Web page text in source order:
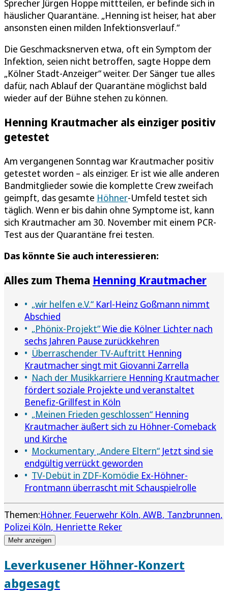
Sprecher Jürgen Hoppe mittteilen, er befinde sich in
häuslicher Quarantäne. „Henning ist heiser, hat aber
ansonsten einen milden Infektionsverlauf.“
Die Geschmacksnerven etwa, oft ein Symptom der
Infektion, seien nicht betroffen, sagte Hoppe dem
„Kölner Stadt-Anzeiger“ weiter. Der Sänger tue alles
dafür, nach Ablauf der Quarantäne möglichst bald
wieder auf der Bühne stehen zu können.
Henning Krautmacher als einziger positiv
getestet
Am vergangenen Sonntag war Krautmacher positiv
getestet worden – als einziger. Er ist wie alle anderen
Bandmitglieder sowie die komplette Crew zweifach
geimpft, das gesamte Höhner-Umfeld testet sich
täglich. Wenn er bis dahin ohne Symptome ist, kann
sich Krautmacher am 30. November mit einem PCR-
Test aus der Quarantäne frei testen.
Das könnte Sie auch interessieren:
Alles zum Thema Henning Krautmacher
„wir helfen e.V.“ Karl-Heinz Goßmann nimmt
Abschied
„Phönix-Projekt“Wie die Kölner Lichter nach
sechs Jahren Pause zurückkehren
Überraschender TV-Auftritt Henning
Krautmacher singt mit Giovanni Zarrella
Nach der Musikkarriere Henning Krautmacher
fördert soziale Projekte und veranstaltet
Benefiz-Grillfest in Köln
„Meinen Frieden geschlossen“ Henning
Krautmacher äußert sich zu Höhner-Comeback
und Kirche
Mockumentary „Andere Eltern“ Jetzt sind sie
endgültig verrückt geworden
TV-Debüt in ZDF-Komödie Ex-Höhner-
Frontmann überrascht mit Schauspielrolle
Themen:Höhner Feuerwehr Köln AWB Tanzbrunnen
Polizei Köln Henriette Reker
Mehr anzeigen
Leverkusener Höhner-Konzert
abgesagt